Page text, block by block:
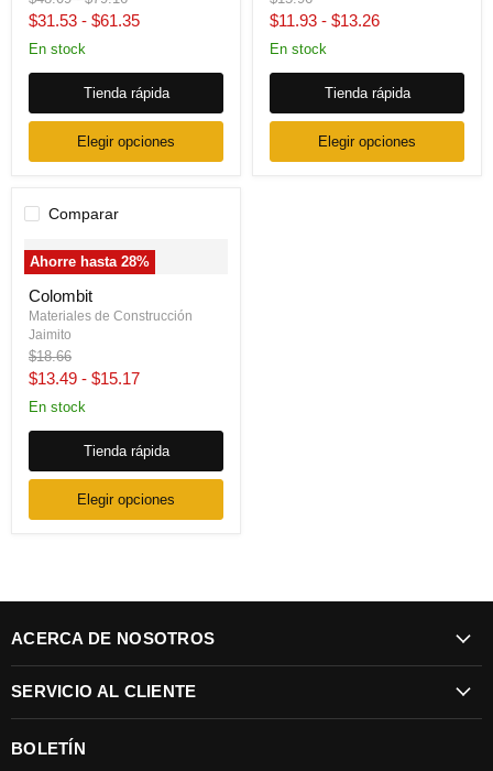
original
original
$31.53 - $61.35
En stock
Tienda rápida
Elegir opciones
original
$11.93 - $13.26
En stock
Tienda rápida
Elegir opciones
Comparar
" class="productitem--image-
primary">
Ahorre hasta28%
Colombit
Materiales de Construcción
Jaimito
Precio
original
$18.66
$13.49 - $15.17
En stock
Tienda rápida
Elegir opciones
ACERCA DE NOSOTROS
SERVICIO AL CLIENTE
BOLETÍN